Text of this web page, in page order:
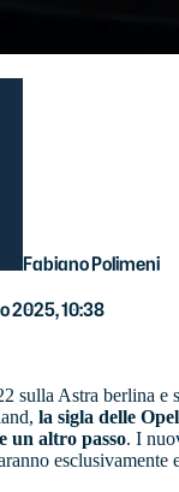
Fabiano Polimeni
2025, 10:38
sulla Astra berlina e
la sigla delle
un altro passo. I
esclusivamente